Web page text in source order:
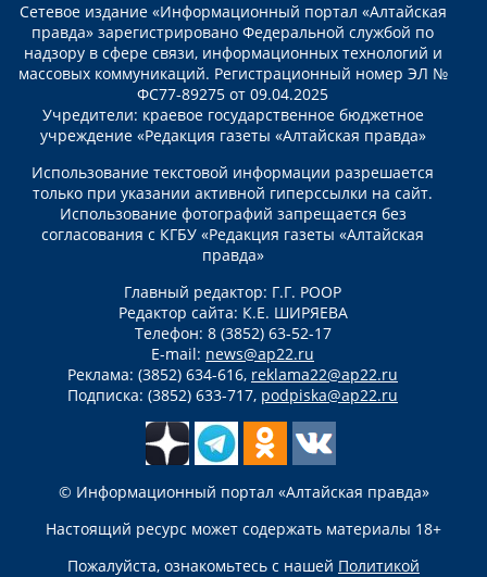
Сетевое издание «Информационный портал «Алтайская
правда» зарегистрировано Федеральной службой по
надзору в сфере связи, информационных технологий и
массовых коммуникаций. Регистрационный номер ЭЛ №
ФС77-89275 от 09.04.2025
Учредители: краевое государственное бюджетное
учреждение «Редакция газеты «Алтайская правда»
Использование текстовой информации разрешается
только при указании активной гиперссылки на сайт.
Использование фотографий запрещается без
согласования с КГБУ «Редакция газеты «Алтайская
правда»
Главный редактор: Г.Г. РООР
Редактор сайта: К.Е. ШИРЯЕВА
Телефон: 8 (3852) 63-52-17
E-mail: news@ap22.ru
Реклама: (3852) 634-616, reklama22@ap22.ru
Подписка: (3852) 633-717, podpiska@ap22.ru
© Информационный портал «Алтайская правда»
Настоящий ресурс может содержать материалы 18+
Пожалуйста, ознакомьтесь с нашей Политикой